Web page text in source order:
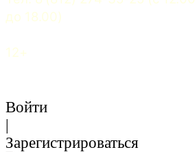
до 18.00)
12+
Войти
|
Зарегистрироваться